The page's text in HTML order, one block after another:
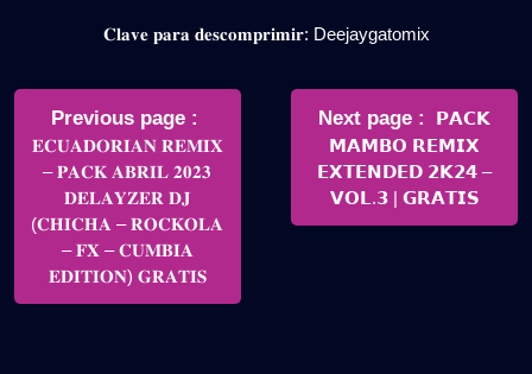
𝐂𝐥𝐚𝐯𝐞 𝐩𝐚𝐫𝐚 𝐝𝐞𝐬𝐜𝐨𝐦𝐩𝐫𝐢𝐦𝐢𝐫: Deejaygatomix
Navegación
entradas
Previous page
Posts
𝐄𝐂𝐔𝐀𝐃𝐎𝐑𝐈𝐀𝐍 𝐑𝐄𝐌𝐈𝐗
– 𝐏𝐀𝐂𝐊 𝐀𝐁𝐑𝐈𝐋 𝟐𝟎𝟐𝟑
𝐃𝐄𝐋𝐀𝐘𝐙𝐄𝐑 𝐃𝐉
(𝐂𝐇𝐈𝐂𝐇𝐀 – 𝐑𝐎𝐂𝐊𝐎𝐋𝐀
– 𝐅𝐗 – 𝐂𝐔𝐌𝐁𝐈𝐀
𝐄𝐃𝐈𝐓𝐈𝐎𝐍) 𝐆𝐑𝐀𝐓𝐈𝐒
Next page
Newer
Posts
𝗣𝗔𝗖𝗞
𝗠𝗔𝗠𝗕𝗢 𝗥𝗘𝗠𝗜𝗫
𝗘𝗫𝗧𝗘𝗡𝗗𝗘𝗗 𝟮𝗞𝟮𝟰 –
𝗩𝗢𝗟.𝟯 | 𝗚𝗥𝗔𝗧𝗜𝗦